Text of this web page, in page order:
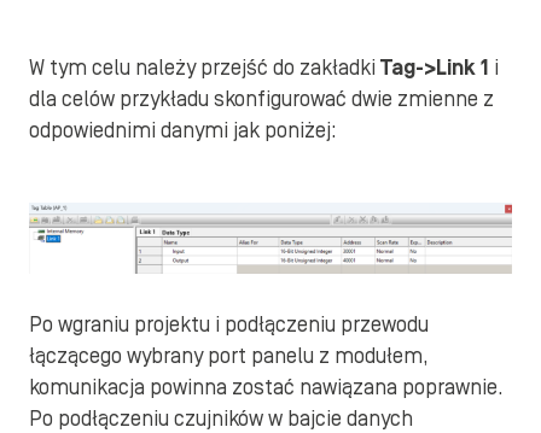
W tym celu należy przejść do zakładki Tag->Link 1 i
dla celów przykładu skonfigurować dwie zmienne z
odpowiednimi danymi jak poniżej:
Po wgraniu projektu i podłączeniu przewodu
łączącego wybrany port panelu z modułem,
komunikacja powinna zostać nawiązana poprawnie.
Po podłączeniu czujników w bajcie danych